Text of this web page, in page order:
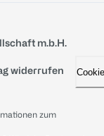
m.b.H.
widerrufen
zum